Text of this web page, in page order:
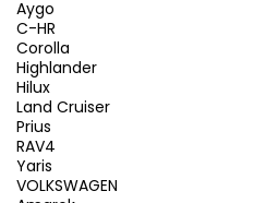
Aygo
C-HR
Corolla
Highlander
Hilux
Land Cruiser
Prius
RAV4
Yaris
VOLKSWAGEN